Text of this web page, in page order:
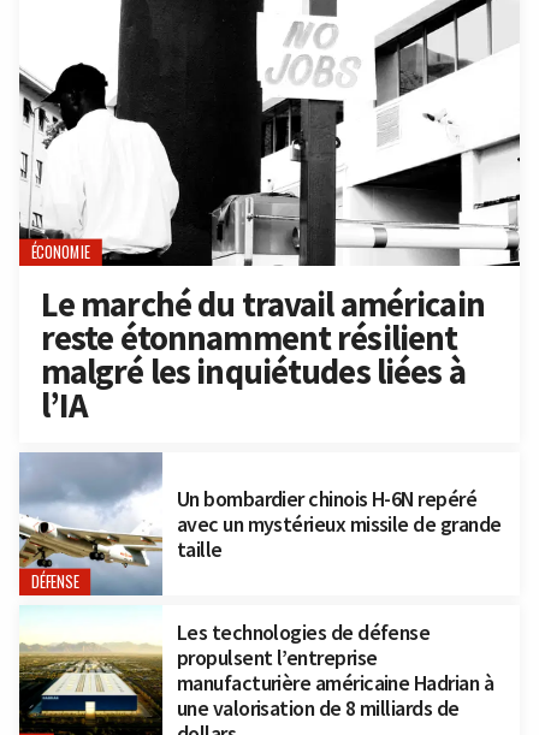
ÉCONOMIE
Le marché du travail américain
reste étonnamment résilient
malgré les inquiétudes liées à
l’IA
DÉFENSE
Un bombardier chinois H-6N repéré
avec un mystérieux missile de grande
taille
Les technologies de défense
propulsent l’entreprise
manufacturière américaine Hadrian à
une valorisation de 8 milliards de